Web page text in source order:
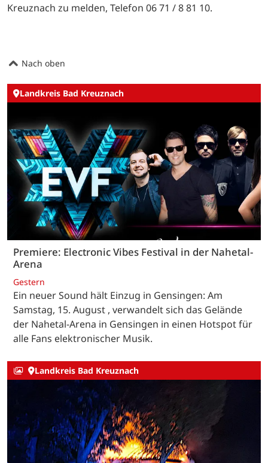
Kreuznach zu melden, Telefon 06 71 / 8 81 10.
Nach oben
Landkreis Bad Kreuznach
Premiere: Electronic Vibes Festival in der Nahetal-
Arena
Gestern
Ein neuer Sound hält Einzug in Gensingen: Am
Samstag, 15. August , verwandelt sich das Gelände
der Nahetal-Arena in Gensingen in einen Hotspot für
alle Fans elektronischer Musik.
Landkreis Bad Kreuznach